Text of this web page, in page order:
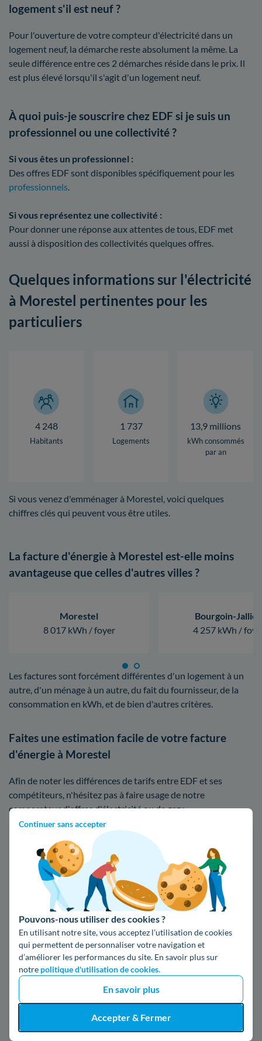
Continuer sans accepter
Pouvons-nous utiliser des cookies ?
En utilisant notre site, vous acceptez l’utilisation de cookies
qui permettent de personnaliser votre navigation et
d’améliorer les performances du site. En savoir plus sur
notre politique d'utilisation de cookies.
En savoir plus
Accepter & Fermer
logement s'il est neuf ?
Pour l'ouverture de votre compteur d'électricité dans un
logement neuf, la démarche reste absolument la même. La
seule différence entre ces 2 démarches réside dans le prix. Il
est plus élevé lorsqu'il s'agit d'un logement neuf.
À quoi puis-je souscrire chez EDF si je suis un
professionnel ou une collectivité ?
Si vous êtes un professionnel :
Des offres EDF sont disponibles spécifiquement pour les
professionnels.
Si vous représentez une collectivité :
Pour donner une réponse aux attentes de tous, EDF met
aussi à disposition des collectivités quelques offres.
Quelques informations sur l'électricité
à Morestel pertinentes pour les
particuliers
4 248
Habitants
1 737
Logements
13,9 millions
kWh consommés
par an
Si vous venez d'emménager à Morestel, voici quelques
chiffres clés qui peuvent vous être utiles.
La facture d'énergie à Morestel est-elle moins
avantageuse que celles d'autres villes ?
Morestel
8 017 kWh / foyer
Bourgoin-Jallieu
4 257 kWh /
Les factures sont forcément différentes d'un logement à un
autre, d'un ménage à un autre, du fait du fournisseur, de la
consommation en kWh, et de bien d'autres critères.
Faites une estimation facile de votre facture
d'énergie à Morestel
Afin de noter les différences de tarifs entre EDF et ses
compétiteurs, n'hésitez pas à faire usage de notre
comparateur d'offres d'électricité ou de gaz :
Faites des économies sur vos factures d'énergie
Je compare
Électricité Gaz naturel
Code postal
38510 (MORESTEL)
Pour mon